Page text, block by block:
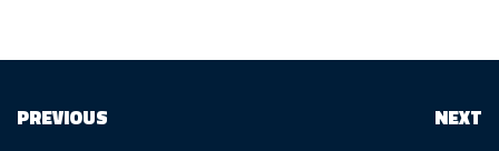
PREVIOUS NEXT